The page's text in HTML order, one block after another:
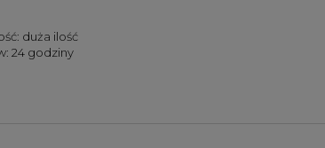
duża ilość
24 godziny